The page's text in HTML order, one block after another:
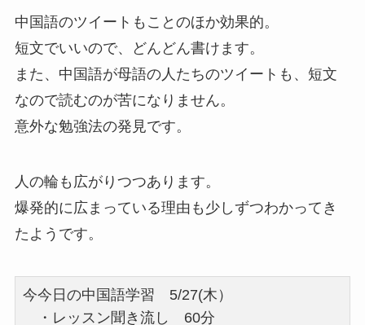
中国語のツイートもことのほか効果的。
短文でいいので、どんどん書けます。
また、中国語が母語の人たちのツイートも、短文
なので読むのが苦になりません。
意外な勉強法の発見です。
人の輪も広がりつつあります。
爆発的に広まっている理由も少しずつわかってき
たようです。
今今日の中国語学習 5/27(木）
・レッスン聞き流し 60分